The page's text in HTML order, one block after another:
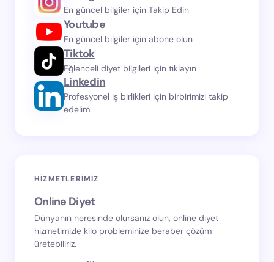
En güncel bilgiler için Takip Edin
Youtube
En güncel bilgiler için abone olun
Tiktok
Eğlenceli diyet bilgileri için tıklayın
Linkedin
Profesyonel iş birlikleri için birbirimizi takip
edelim.
HIZMETLERIMIZ
Online Diyet
Dünyanın neresinde olursanız olun, online diyet
hizmetimizle kilo probleminize beraber çözüm
üretebiliriz.